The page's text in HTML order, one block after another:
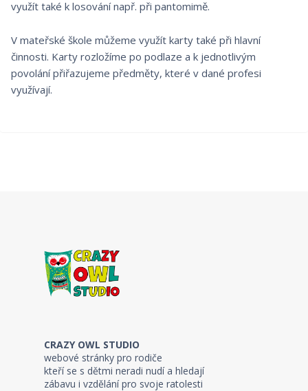
využít také k losování např. při pantomimě.
V mateřské škole můžeme využít karty také při hlavní
činnosti. Karty rozložíme po podlaze a k jednotlivým
povolání přiřazujeme předměty, které v dané profesi
využívají.
CRAZY OWL STUDIO
webové stránky pro rodiče
kteří se s dětmi neradi nudí a hledají
zábavu i vzdělání pro svoje ratolesti